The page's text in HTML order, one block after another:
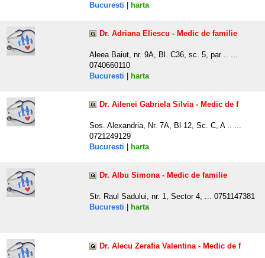
Bucuresti
harta
Dr. Adriana Eliescu - Medic de familie
Aleea Baiut, nr. 9A, Bl. C36, sc. 5, par .. ...
0740660110
Bucuresti
harta
Dr. Ailenei Gabriela Silvia - Medic de f
Sos. Alexandria, Nr. 7A, Bl 12, Sc. C, A .. ...
0721249129
Bucuresti
harta
Dr. Albu Simona - Medic de familie
Str. Raul Sadului, nr. 1, Sector 4, ... 0751147381
Bucuresti
harta
Dr. Alecu Zerafia Valentina - Medic de f